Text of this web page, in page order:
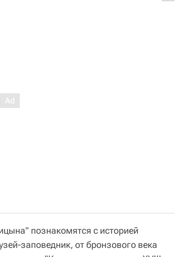
познакомятся с историей
заповедник, от бронзового века